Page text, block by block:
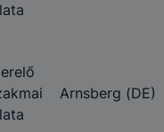
Arnsberg (DE)